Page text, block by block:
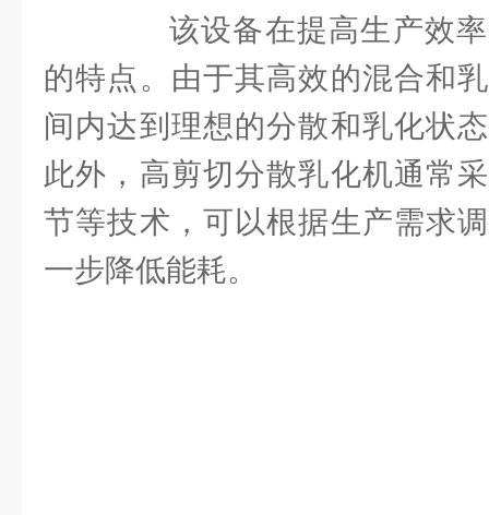
该设备在提高生产效率
的特点。由于其高效的混合和
间内达到理想的分散和乳化状
此外，高剪切分散乳化机通常
节等技术，可以根据生产需求
一步降低能耗。